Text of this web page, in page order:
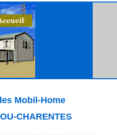
Mobil-Home
CHARENTES